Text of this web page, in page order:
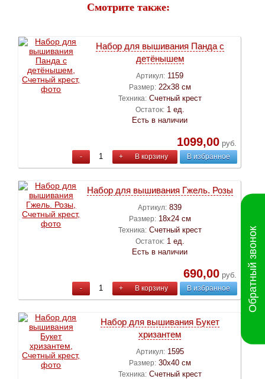
Смотрите также:
Набор для вышивания Панда с
детёнышем
Артикул: 1159
Размер: 22х38 см
Техника: Счетный крест
Остаток: 1 ед.
Есть в наличии
1099,00руб.
- + В корзину В избранное
Набор для вышивания Гжель. Розы
Артикул: 839
Размер: 18х24 см
Техника: Счетный крест
Остаток: 1 ед.
Есть в наличии
690,00руб.
- + В корзину В избранное
Набор для вышивания Букет
хризантем
Артикул: 1595
Размер: 30х40 см
Техника: Счетный крест
Обратный звонок